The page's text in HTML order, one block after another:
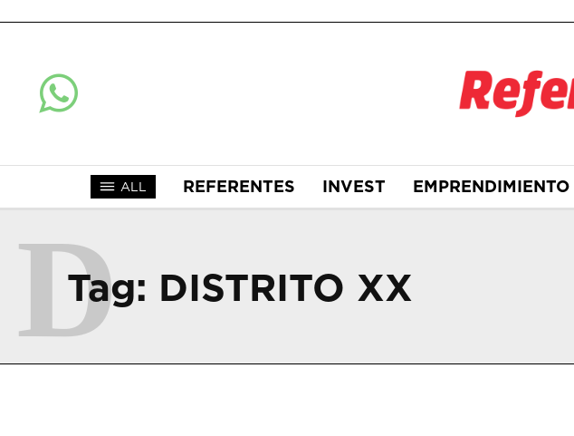
ALL REFERENTES INVEST EMPRENDIMIENTO
Tag: DISTRITO XX
D